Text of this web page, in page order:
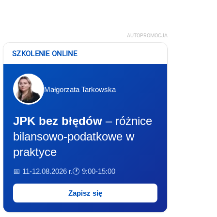
AUTOPROMOCJA
SZKOLENIE ONLINE
Małgorzata Tarkowska
JPK bez błędów – różnice
bilansowo-podatkowe w
praktyce
📅 11-12.08.2026 r.🕐 9:00-15:00
Zapisz się